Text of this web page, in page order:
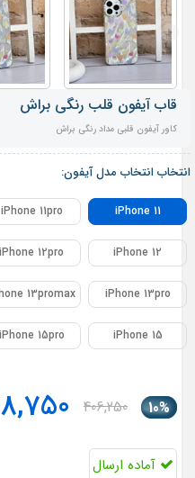
قاب آیفون قلب رنگی براش
کاور آیفون قلبی مداد رنگی براش
انتخاب انتخاب مدل آیفون:
iPhone 11
iPhone 11pro
iPhone 12
iPhone 12pro
iPhone 13pro
13promax
iPhone 15
iPhone 15pro
10%
406,250
آماده ارسال